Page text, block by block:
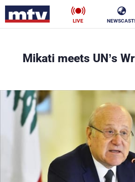
LIVE
Mikati meets UN’s
ناس
فن
رياضة